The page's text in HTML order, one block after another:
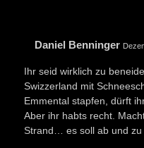
Daniel Benninger
Ihr seid wirklich zu
Swizzerland mit
Emmental stapfen, dürft
Aber ihr habts recht.
Strand… es soll ab und zu